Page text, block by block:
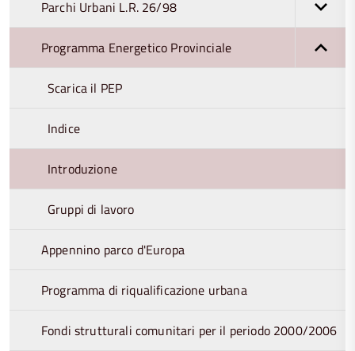
Parchi Urbani L.R. 26/98
Programma Energetico Provinciale
Scarica il PEP
Indice
Introduzione
Gruppi di lavoro
Appennino parco d'Europa
Programma di riqualificazione urbana
Fondi strutturali comunitari per il periodo 2000/2006